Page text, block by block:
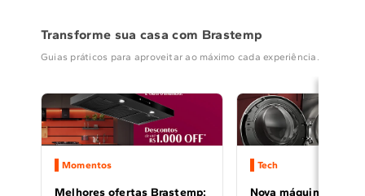
Transforme sua casa com Brastemp
Guias práticos para aproveitar ao máximo cada experiência.
Momentos
Melhores ofertas Brastemp:
Tech
Nova máquina de